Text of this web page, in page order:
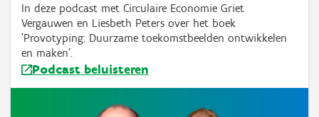
In deze podcast met Circulaire Economie Griet
Vergauwen en Liesbeth Peters over het boek
'Provotyping: Duurzame toekomstbeelden ontwikkelen
en maken'.
Podcast beluisteren